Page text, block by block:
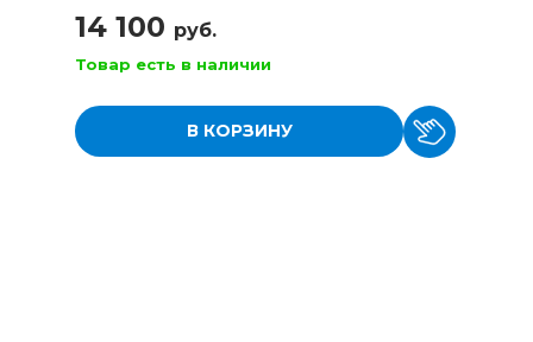
14 100 руб.
Товар есть в наличии
В КОРЗИНУ